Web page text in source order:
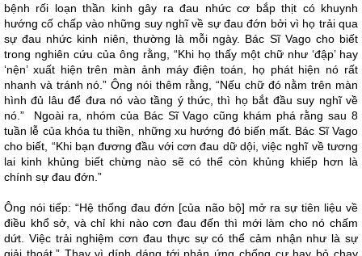
bệnh rối loạn thần kinh gây ra đau nhức cơ bắp thịt có khuynh
hướng cố chấp vào những suy nghĩ về sự đau đớn bởi vì họ trải qua
sự đau nhức kinh niên, thường là mỗi ngày. Bác Sĩ Vago cho biết
trong nghiên cứu của ông rằng, “Khi họ thấy một chữ như ‘đập’ hay
‘nện’ xuất hiện trên màn ảnh máy điện toán, họ phát hiện nó rất
nhanh và tránh nó.” Ông nói thêm rằng, “Nếu chữ đó nằm trên màn
hình đủ lâu để đưa nó vào tầng ý thức, thì họ bắt đầu suy nghĩ về
nó.” Ngoài ra, nhóm của Bác Sĩ Vago cũng khám phá rằng sau 8
tuần lễ của khóa tu thiền, những xu hướng đó biến mất. Bác Sĩ Vago
cho biết, “Khi bạn đương đầu với cơn đau dữ dội, việc nghĩ về tương
lai kinh khủng biết chừng nào sẽ có thể còn khủng khiếp hơn là
chính sự đau đớn.”
Ông nói tiếp: “Hệ thống đau đớn [của não bộ] mở ra sự tiên liệu về
điều khổ sở, và chỉ khi nào cơn đau đến thì mới làm cho nó chấm
dứt. Việc trải nghiệm cơn đau thực sự có thể cảm nhận như là sự